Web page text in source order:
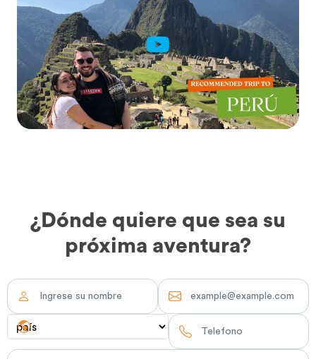
¿Dónde quiere que sea su
próxima aventura?